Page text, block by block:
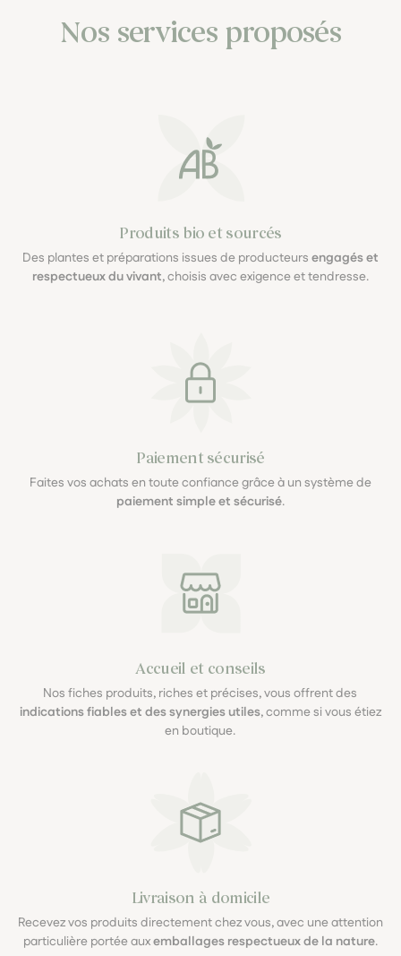
Nos services proposés
Produits bio et sourcés
Des plantes et préparations issues de producteurs engagés et
respectueux du vivant, choisis avec exigence et tendresse.
Paiement sécurisé
Faites vos achats en toute confiance grâce à un système de
paiement simple et sécurisé.
Accueil et conseils
Nos fiches produits, riches et précises, vous offrent des
indications fiables et des synergies utiles, comme si vous étiez
en boutique.
Livraison à domicile
Recevez vos produits directement chez vous, avec une attention
particulière portée auxemballages respectueux de la nature.